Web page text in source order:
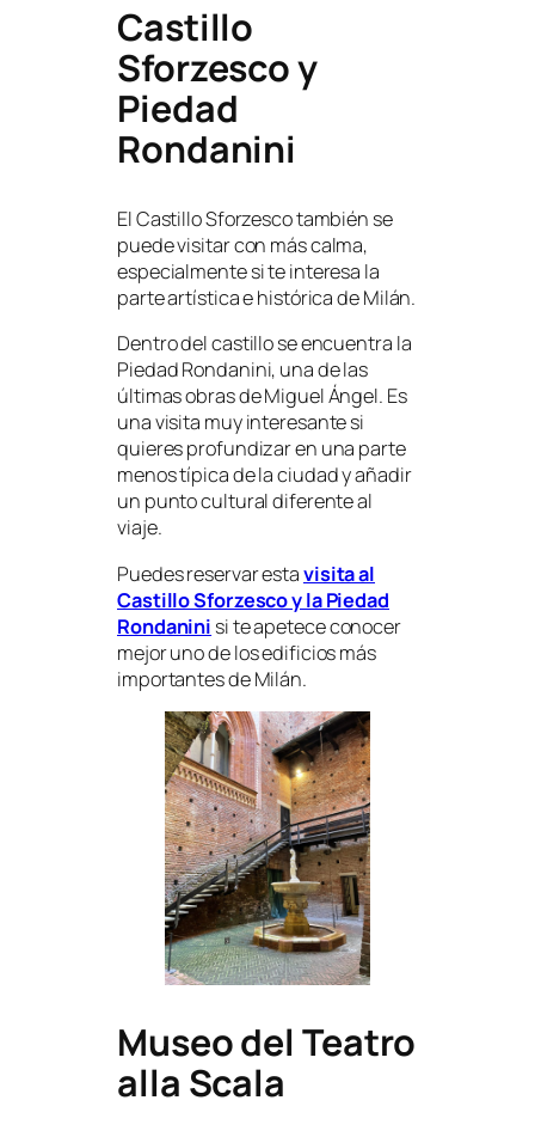
Castillo
Sforzesco y
Piedad
Rondanini
El Castillo Sforzesco también se
puede visitar con más calma,
especialmente si te interesa la
parte artística e histórica de Milán.
Dentro del castillo se encuentra la
Piedad Rondanini, una de las
últimas obras de Miguel Ángel. Es
una visita muy interesante si
quieres profundizar en una parte
menos típica de la ciudad y añadir
un punto cultural diferente al
viaje.
Puedes reservar estavisita al
Castillo Sforzesco y la Piedad
Rondanini si te apetece conocer
mejor uno de los edificios más
importantes de Milán.
Museo del Teatro
alla Scala